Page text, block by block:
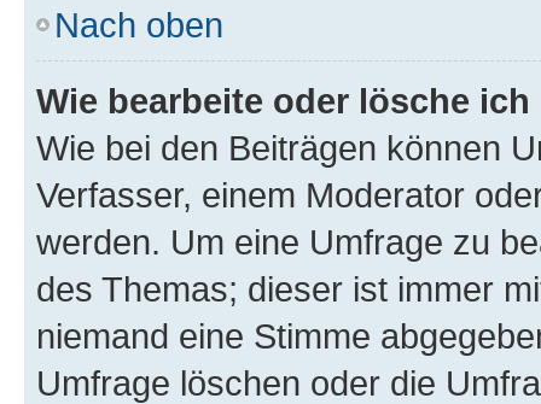
Nach oben
Wie bearbeite oder lösche
Wie bei den Beiträgen können
Verfasser, einem Moderator
werden. Um eine Umfrage zu
des Themas; dieser ist immer
niemand eine Stimme
Umfrage löschen oder die